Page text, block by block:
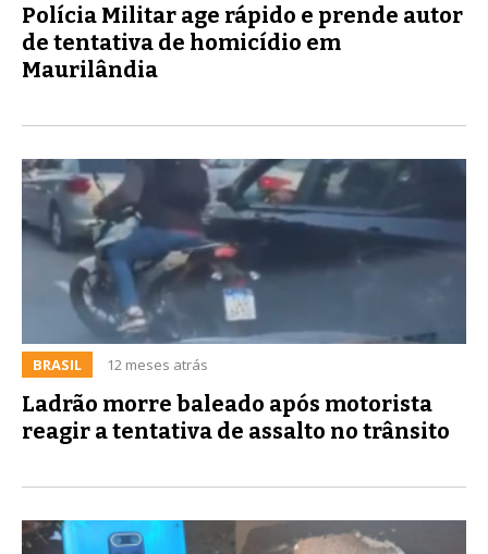
Polícia Militar age rápido e prende autor
de tentativa de homicídio em
Maurilândia
BRASIL 12 meses atrás
Ladrão morre baleado após motorista
reagir a tentativa de assalto no trânsito